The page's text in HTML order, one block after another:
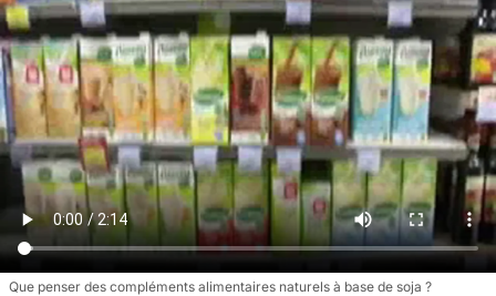
Que penser des compléments alimentaires naturels à base de soja ?